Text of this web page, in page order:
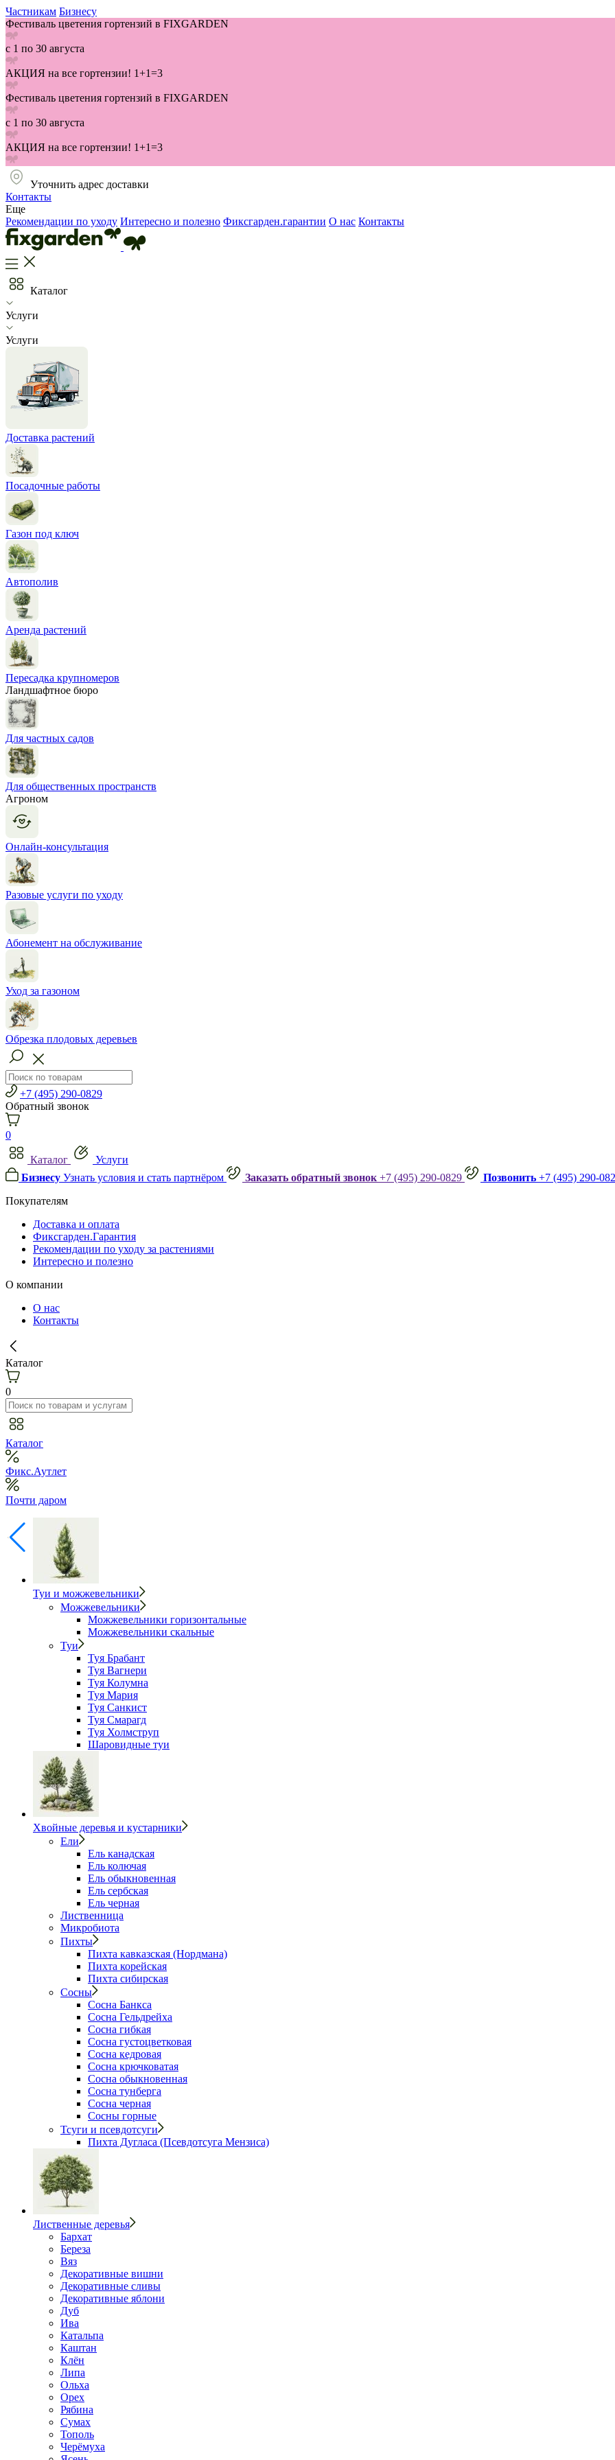
Частникам Бизнесу
Фестиваль цветения гортензий в FIXGARDEN
с 1 по 30 августа
АКЦИЯ на все гортензии! 1+1=3
Фестиваль цветения гортензий в FIXGARDEN
с 1 по 30 августа
АКЦИЯ на все гортензии! 1+1=3
Уточнить адрес доставки
Контакты
Еще
Рекомендации по уходу Интересно и полезно Фиксгарден.гарантии О нас Контакты
Каталог
Услуги
Услуги
Доставка растений
Посадочные работы
Газон под ключ
Автополив
Аренда растений
Пересадка крупномеров
Ландшафтное бюро
Для частных садов
Для общественных пространств
Агроном
Онлайн-консультация
Разовые услуги по уходу
Абонемент на обслуживание
Уход за газоном
Обрезка плодовых деревьев
+7 (495) 290-0829
Обратный звонок
0
Каталог
Услуги
Бизнесу Узнать условия и стать партнёром Заказать обратный звонок +7 (495) 290-0829 Позвонить +7 (495) 290-
Покупателям
Доставка и оплата
Фиксгарден.Гарантия
Рекомендации по уходу за растениями
Интересно и полезно
О компании
О нас
Контакты
Каталог
0
Каталог
Фикс.Аутлет
Почти даром
Туи и можжевельники
Можжевельники
Можжевельники горизонтальные
Можжевельники скальные
Туи
Туя Брабант
Туя Вагнери
Туя Колумна
Туя Мария
Туя Санкист
Туя Смарагд
Туя Холмструп
Шаровидные туи
Хвойные деревья и кустарники
Ели
Ель канадская
Ель колючая
Ель обыкновенная
Ель сербская
Ель черная
Лиственница
Микробиота
Пихты
Пихта кавказская (Нордмана)
Пихта корейская
Пихта сибирская
Сосны
Сосна Банкса
Сосна Гельдрейха
Сосна гибкая
Сосна густоцветковая
Сосна кедровая
Сосна крючковатая
Сосна обыкновенная
Сосна тунберга
Сосна черная
Сосны горные
Тсуги и псевдотсуги
Пихта Дугласа (Псевдотсуга Мензиса)
Лиственные деревья
Бархат
Береза
Вяз
Декоративные вишни
Декоративные сливы
Декоративные яблони
Дуб
Ива
Катальпа
Каштан
Клён
Липа
Ольха
Орех
Рябина
Сумах
Тополь
Черёмуха